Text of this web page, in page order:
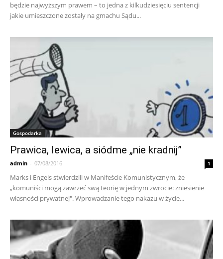
będzie najwyższym prawem – to jedna z kilkudziesięciu sentencji
jakie umieszczone zostały na gmachu Sądu...
Gospodarka
Prawica, lewica, a siódme „nie kradnij”
admin - 07/08/2016 1
Marks i Engels stwierdzili w Manifeście Komunistycznym, że
„komuniści mogą zawrzeć swą teorię w jednym zwrocie: zniesienie
własności prywatnej". Wprowadzanie tego nakazu w życie...